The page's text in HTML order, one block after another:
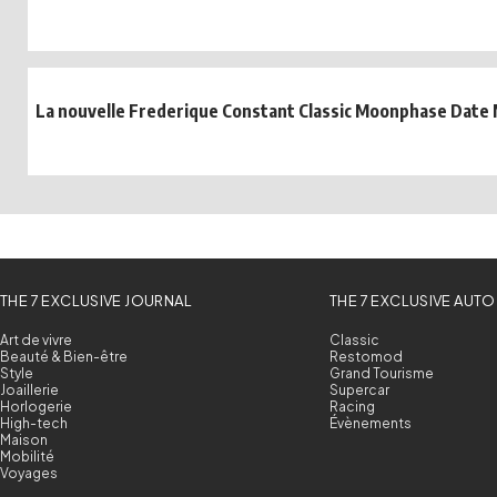
La nouvelle Frederique Constant Classic Moonphase
THE 7 EXCLUSIVE JOURNAL
Art de vivre
Beauté & Bien-être
Style
Joaillerie
Horlogerie
High-tech
Maison
Mobilité
Voyages
THE 7 EXCLUSIVE AUTO
Classic
Restomod
Grand Tourisme
Supercar
Racing
Évènements